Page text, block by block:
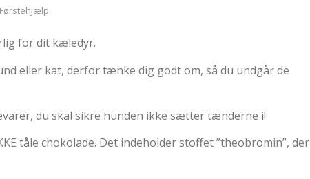
Førstehjælp
for dit kæledyr.
eller kat, derfor tænke dig godt om, så du undgår de
du skal sikre hunden ikke sætter tænderne i!
tåle chokolade. Det indeholder stoffet ”theobromin”, der